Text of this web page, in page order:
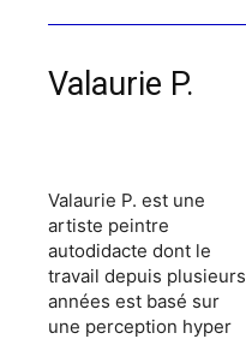
Valaurie P.
Valaurie P. est une
artiste peintre
autodidacte dont le
travail depuis plusieurs
années est basé sur
une perception hyper